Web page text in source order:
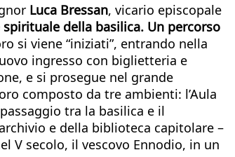
Luca Bressan, vicario episcopale
della basilica. Un percorso
si viene “iniziati”, entrando nella
ingresso con biglietteria e
e si prosegue nel grande
composto da tre ambienti: l’Aula
tra la basilica e il
e della biblioteca capitolare –
V secolo, il vescovo Ennodio, in un